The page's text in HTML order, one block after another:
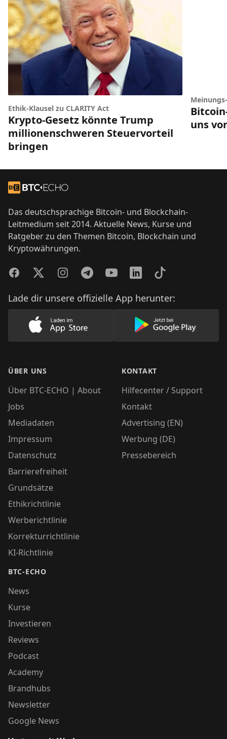
Ethik-Klausel zu CLARITY Act
Krypto-Gesetz könnte Trump
millionenschweren Steuervorteil
bringen
uns
Zur Startseite
Das deutschsprachige Bitcoin- und Blockchain-
Leitmedium seit 2014. Aktuelle News, Kurse und
Ratgeber zu den Themen Bitcoin, Blockchain und
Kryptowährungen.
FacebookTwitterInstagramTelegramYouTubeLinkedInTikTok
Lade dir unsere offizielle App herunter:
Lade unsere App im AppStore herunter
Lade unsere
ÜBER UNS
Über BTC-ECHO | About
Jobs
Mediadaten
Impressum
Datenschutz
Barrierefreiheit
Grundsätze
Ethikrichtlinie
Werberichtlinie
Korrekturrichtlinie
KI-Richtlinie
BTC-ECHO
News
Kurse
Investieren
Reviews
Podcast
Academy
Brandhubs
Newsletter
Google News
KONTAKT
Hilfecenter / Support
Kontakt
Advertising (EN)
Werbung (DE)
Pressebereich